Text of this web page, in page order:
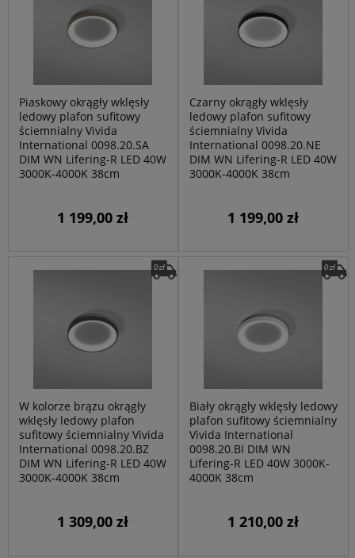
Piaskowy okrągły wklęsły
ledowy plafon sufitowy
ściemnialny Vivida
International 0098.20.SA
DIM WN Lifering-R LED 40W
3000K-4000K 38cm
1 199,00 zł
Czarny okrągły wklęsły
ledowy plafon sufitowy
ściemnialny Vivida
International 0098.20.NE
DIM WN Lifering-R LED 40W
3000K-4000K 38cm
1 199,00 zł
W kolorze brązu okrągły
wklęsły ledowy plafon
sufitowy ściemnialny Vivida
International 0098.20.BZ
DIM WN Lifering-R LED 40W
3000K-4000K 38cm
1 309,00 zł
Biały okrągły wklęsły ledowy
plafon sufitowy ściemnialny
Vivida International
0098.20.BI DIM WN
Lifering-R LED 40W 3000K-
4000K 38cm
1 210,00 zł